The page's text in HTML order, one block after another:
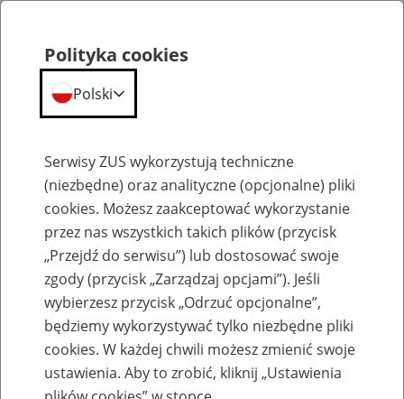
Szkolenia
Zaproś ZUS do siebie - zakładanie profili
eZUS w siedzibie Twojej firmy
Polityka cookies
Polski
Serwisy ZUS wykorzystują techniczne
(niezbędne) oraz analityczne (opcjonalne) pliki
cookies. Możesz zaakceptować wykorzystanie
przez nas wszystkich takich plików (przycisk
„Przejdź do serwisu”) lub dostosować swoje
zgody (przycisk „Zarządzaj opcjami”). Jeśli
wybierzesz przycisk „Odrzuć opcjonalne”,
będziemy wykorzystywać tylko niezbędne pliki
cookies. W każdej chwili możesz zmienić swoje
ustawienia. Aby to zrobić, kliknij „Ustawienia